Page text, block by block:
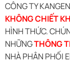
CÔNG TY
KHÔNG CHIẾT
HÌNH THỨC.
NHỮNGTHÔNG
NHÀ PHÂN PHỐI